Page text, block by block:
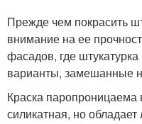
Прежде чем покрасить
внимание на ее
фасадов, где
варианты, замешанные
Краска
силикатная, но